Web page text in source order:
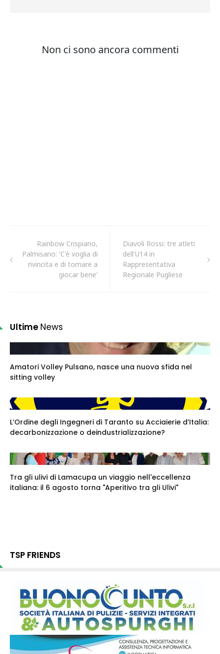
Rainbow Crispiano,
Palmisano: 'C'è voglia di
rivincita e di tornare a
giocar bene'
Diavoli Rossi: tre atleti
dell'U14 in
Rappresentativa
Regionale Pugliese
Ultime News
Amatori Volley Pulsano, nasce una nuova sfida nel
sitting volley
L’Ordine degli Ingegneri di Taranto su Acciaierie d’Italia:
decarbonizzazione o deindustrializzazione?
Tra gli ulivi di Lamacupa un viaggio nell'eccellenza
italiana: il 6 agosto torna "Aperitivo tra gli Ulivi"
TSP FRIENDS